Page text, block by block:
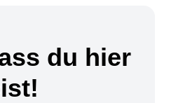
du hier